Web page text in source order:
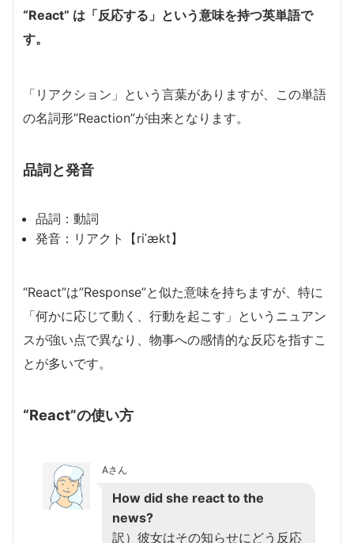
“React” は「反応する」という意味を持つ英単語で
す。
「リアクション」という言葉がありますが、この単語
の名詞形”Reaction”が由来となります。
品詞と発音
品詞：動詞
発音：リアクト【riˈækt】
“React”は”Response”と似た意味を持ちますが、特に
「何かに応じて動く、行動を起こす」というニュアン
スが強い点で異なり、物事への感情的な反応を指すこ
とが多いです。
“React”の使い方
Aさん
How did she react to the
news?
訳）彼女はその知らせにどう反応